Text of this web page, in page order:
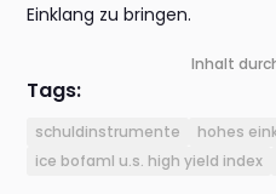
Einklang zu bringen.
Inhalt
Tags:
schuldinstrumente
hohes
ice bofaml u.s. high yield index